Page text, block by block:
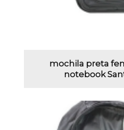
mochila preta
notebook